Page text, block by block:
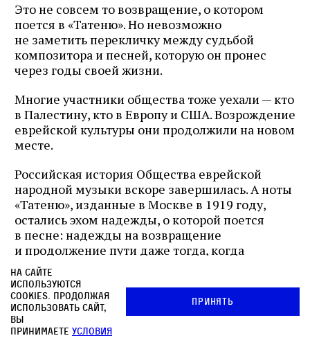
Это не совсем то возвращение, о котором
поется в «Татеню». Но невозможно
не заметить перекличку между судьбой
композитора и песней, которую он пронес
через годы своей жизни.
Многие участники общества тоже уехали — кто
в Палестину, кто в Европу и США. Возрождение
еврейской культуры они продолжили на новом
месте.
Российская история Общества еврейской
народной музыки вскоре завершилась. А ноты
«Татеню», изданные в Москве в 1919 году,
остались эхом надежды, о которой поется
в песне: надежды на возвращение
и продолжение пути даже тогда, когда
прежний мир исчез.
На сайте
используются
cookies. Продолжая
использовать сайт,
вы
принимаете условия
Принять